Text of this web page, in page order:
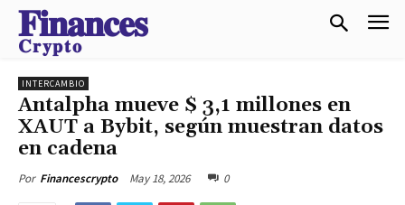
𝐅𝐢𝐧𝐚𝐧𝐜𝐞𝐬
𝐂𝐫𝐲𝐩𝐭𝐨
INTERCAMBIO
Antalpha mueve $ 3,1 millones en
XAUT a Bybit, según muestran datos
en cadena
Por Financescrypto May 18, 2026 0